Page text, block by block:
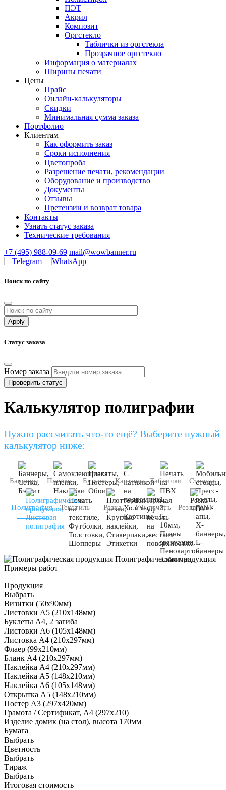
ПЭТ
Акрил
Композит
Оргстекло
Таблички из оргстекла
Прозрачное оргстекло
Информация о материалах
Ширины печати
Цены
Прайс
Онлайн-калькуляторы
Скидки
Минимальная сумма заказа
Портфолио
Клиентам
Как оформить заказ
Сроки исполнения
Цветопроба
Разрешение печати, рекомендации
Оборудование и производство
Документы
Отзывы
Претензии и возврат товара
Контакты
Узнать статус заказа
Технические требования
+7 (495) 988-09-69 mail@wowbanner.ru
Поиск по сайту
Статус заказа
Номер заказа
Проверить статус
Калькулятор полиграфии
Нужно рассчитать что-то ещё? Выберите нужный
калькулятор ниже:
Баннеры Плёнки Бумага Картины Таблички Стенды
Полиграфия Текстиль Резка УФ печать Резка ЧПУ
Полиграфическая продукция
Примеры работ
Продукция
Выбрать
Визитки (50х90мм)
Листовки А5 (210х148мм)
Буклеты А4, 2 загиба
Листовки А6 (105х148мм)
Листовка А4 (210х297мм)
Флаер (99х210мм)
Бланк А4 (210х297мм)
Наклейка А4 (210х297мм)
Наклейка А5 (148х210мм)
Наклейка А6 (105х148мм)
Открытка А5 (148х210мм)
Постер А3 (297х420мм)
Грамота / Сертификат, А4 (297х210)
Изделие домик (на стол), высота 170мм
Бумага
Выбрать
Цветность
Выбрать
Тираж
Выбрать
Итоговая стоимость